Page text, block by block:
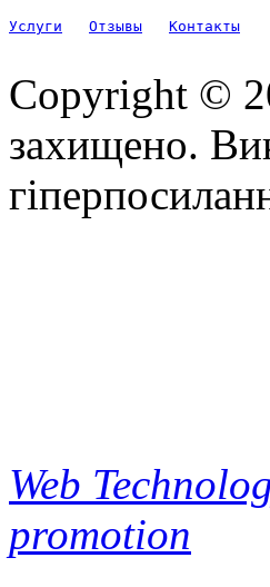
Услуги Отзывы Контакты
Copyright ©
захищено.
Web
promotion